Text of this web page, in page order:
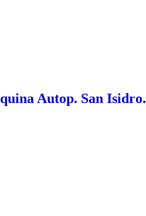
Autop. San Isidro.